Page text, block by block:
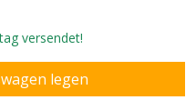
versendet!